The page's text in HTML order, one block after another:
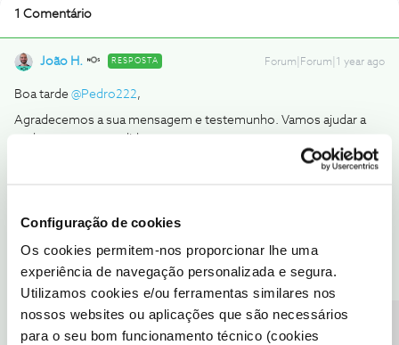
Configuração de cookies
Os cookies permitem-nos proporcionar lhe uma
experiência de navegação personalizada e segura.
Utilizamos cookies e/ou ferramentas similares nos
nossos websites ou aplicações que são necessários
para o seu bom funcionamento técnico (cookies
1 Comentário
João H. RESPOSTA Forum|Forum|1 year ago
Boa tarde ​ @Pedro222,
Agradecemos a sua mensagem e testemunho. Vamos ajudar a
Envie-nos, por favor, uma mensagem privada para o perfil ​
O seu nome;
Contacto móvel preferencial;
Morada completa do local
Ajude a comunidade a encontrar informação relevante. Marque